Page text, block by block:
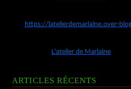
https://latelierdemarlaine.over-
L'atelier de Marlaine
ARTICLES RÉCENTS